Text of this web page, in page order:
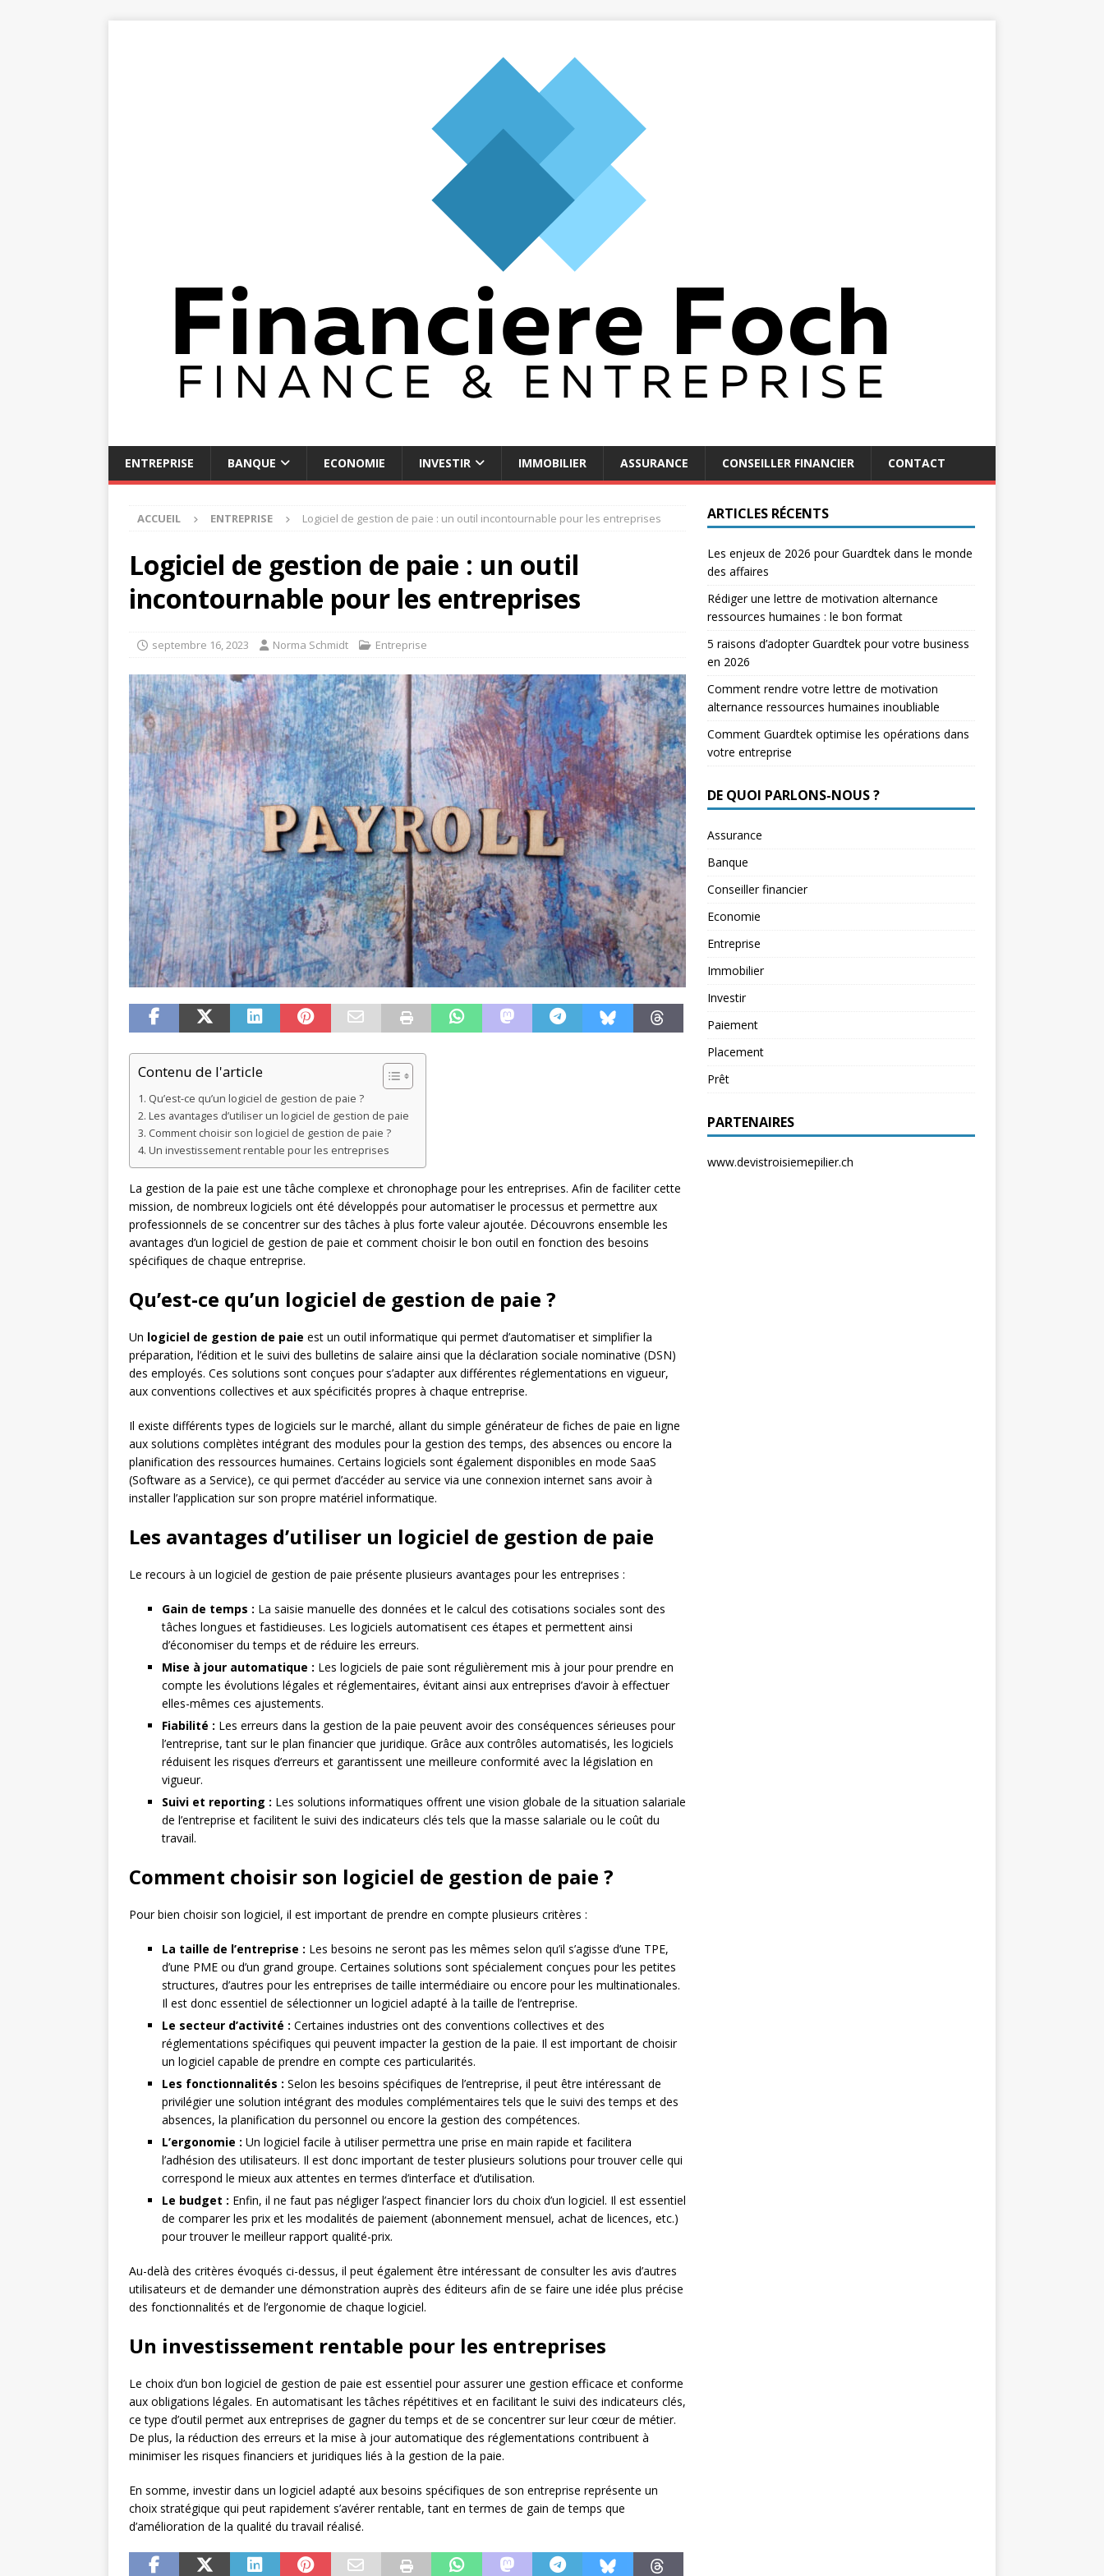
ENTREPRISE BANQUE ECONOMIE INVESTIR IMMOBILIER ASSURANCE CONSEILLER FINANCIER CONTACT
ACCUEIL ENTREPRISE Logiciel de gestion de paie : un outil incontournable pour les entreprises
Logiciel de gestion de paie : un outil
incontournable pour les entreprises
septembre 16, 2023 Norma Schmidt Entreprise
Contenu de l'article
Qu’est-ce qu’un logiciel de gestion de paie ?
Les avantages d’utiliser un logiciel de gestion de paie
Comment choisir son logiciel de gestion de paie ?
Un investissement rentable pour les entreprises
La gestion de la paie est une tâche complexe et chronophage pour les entreprises. Afin de faciliter cette
mission, de nombreux logiciels ont été développés pour automatiser le processus et permettre aux
professionnels de se concentrer sur des tâches à plus forte valeur ajoutée. Découvrons ensemble les
avantages d’un logiciel de gestion de paie et comment choisir le bon outil en fonction des besoins
spécifiques de chaque entreprise.
Qu’est-ce qu’un logiciel de gestion de paie ?
Un logiciel de gestion de paie est un outil informatique qui permet d’automatiser et simplifier la
préparation, l’édition et le suivi des bulletins de salaire ainsi que la déclaration sociale nominative (DSN)
des employés. Ces solutions sont conçues pour s’adapter aux différentes réglementations en vigueur,
aux conventions collectives et aux spécificités propres à chaque entreprise.
Il existe différents types de logiciels sur le marché, allant du simple générateur de fiches de paie en ligne
aux solutions complètes intégrant des modules pour la gestion des temps, des absences ou encore la
planification des ressources humaines. Certains logiciels sont également disponibles en mode SaaS
(Software as a Service), ce qui permet d’accéder au service via une connexion internet sans avoir à
installer l’application sur son propre matériel informatique.
Les avantages d’utiliser un logiciel de gestion de paie
Le recours à un logiciel de gestion de paie présente plusieurs avantages pour les entreprises :
Gain de temps : La saisie manuelle des données et le calcul des cotisations sociales sont des
tâches longues et fastidieuses. Les logiciels automatisent ces étapes et permettent ainsi
d’économiser du temps et de réduire les erreurs.
Mise à jour automatique : Les logiciels de paie sont régulièrement mis à jour pour prendre en
compte les évolutions légales et réglementaires, évitant ainsi aux entreprises d’avoir à effectuer
elles-mêmes ces ajustements.
Fiabilité : Les erreurs dans la gestion de la paie peuvent avoir des conséquences sérieuses pour
l’entreprise, tant sur le plan financier que juridique. Grâce aux contrôles automatisés, les logiciels
réduisent les risques d’erreurs et garantissent une meilleure conformité avec la législation en
vigueur.
Suivi et reporting : Les solutions informatiques offrent une vision globale de la situation salariale
de l’entreprise et facilitent le suivi des indicateurs clés tels que la masse salariale ou le coût du
travail.
Comment choisir son logiciel de gestion de paie ?
Pour bien choisir son logiciel, il est important de prendre en compte plusieurs critères :
La taille de l’entreprise : Les besoins ne seront pas les mêmes selon qu’il s’agisse d’une TPE,
d’une PME ou d’un grand groupe. Certaines solutions sont spécialement conçues pour les petites
structures, d’autres pour les entreprises de taille intermédiaire ou encore pour les multinationales.
Il est donc essentiel de sélectionner un logiciel adapté à la taille de l’entreprise.
Le secteur d’activité : Certaines industries ont des conventions collectives et des
réglementations spécifiques qui peuvent impacter la gestion de la paie. Il est important de choisir
un logiciel capable de prendre en compte ces particularités.
Les fonctionnalités : Selon les besoins spécifiques de l’entreprise, il peut être intéressant de
privilégier une solution intégrant des modules complémentaires tels que le suivi des temps et des
absences, la planification du personnel ou encore la gestion des compétences.
L’ergonomie : Un logiciel facile à utiliser permettra une prise en main rapide et facilitera
l’adhésion des utilisateurs. Il est donc important de tester plusieurs solutions pour trouver celle qui
correspond le mieux aux attentes en termes d’interface et d’utilisation.
Le budget : Enfin, il ne faut pas négliger l’aspect financier lors du choix d’un logiciel. Il est essentiel
de comparer les prix et les modalités de paiement (abonnement mensuel, achat de licences, etc.)
pour trouver le meilleur rapport qualité-prix.
Au-delà des critères évoqués ci-dessus, il peut également être intéressant de consulter les avis d’autres
utilisateurs et de demander une démonstration auprès des éditeurs afin de se faire une idée plus précise
des fonctionnalités et de l’ergonomie de chaque logiciel.
Un investissement rentable pour les entreprises
Le choix d’un bon logiciel de gestion de paie est essentiel pour assurer une gestion efficace et conforme
aux obligations légales. En automatisant les tâches répétitives et en facilitant le suivi des indicateurs clés,
ce type d’outil permet aux entreprises de gagner du temps et de se concentrer sur leur cœur de métier.
De plus, la réduction des erreurs et la mise à jour automatique des réglementations contribuent à
minimiser les risques financiers et juridiques liés à la gestion de la paie.
En somme, investir dans un logiciel adapté aux besoins spécifiques de son entreprise représente un
choix stratégique qui peut rapidement s’avérer rentable, tant en termes de gain de temps que
d’amélioration de la qualité du travail réalisé.
ARTICLES RÉCENTS
Les enjeux de 2026 pour Guardtek dans le monde
des affaires
Rédiger une lettre de motivation alternance
ressources humaines : le bon format
5 raisons d’adopter Guardtek pour votre business
en 2026
Comment rendre votre lettre de motivation
alternance ressources humaines inoubliable
Comment Guardtek optimise les opérations dans
votre entreprise
DE QUOI PARLONS-NOUS ?
Assurance
Banque
Conseiller financier
Economie
Entreprise
Immobilier
Investir
Paiement
Placement
Prêt
PARTENAIRES
www.devistroisiemepilier.ch